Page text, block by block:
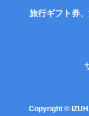
旅行ギフト券
Copyright ©